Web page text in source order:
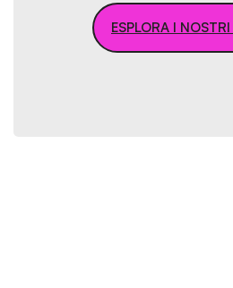
ESPLORA I